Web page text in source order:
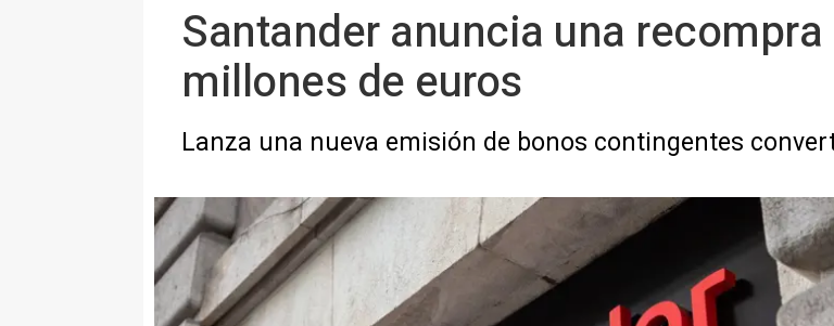
Santander anuncia una recompra
millones de euros
Lanza una nueva emisión de bonos contingentes